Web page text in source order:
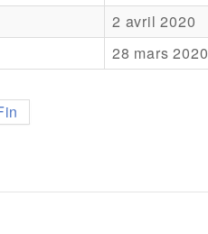
2 avril 2020
28 mars 2020